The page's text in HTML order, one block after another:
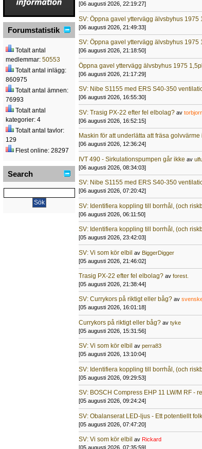
Forumstatistik
Totalt antal
medlemmar: 50553
Totalt antal inlägg:
860975
Totalt antal ämnen:
76993
Totalt antal
kategorier: 4
Totalt antal tavlor:
129
Flest online: 28297
Search
[06 augusti 2026, 22:19:27]
SV: Öppna gavel yttervägg älvsbyhus 1975
[06 augusti 2026, 21:49:33]
SV: Öppna gavel yttervägg älvsbyhus 1975
[06 augusti 2026, 21:18:50]
Öppna gavel yttervägg älvsbyhus 1975
[06 augusti 2026, 21:17:29]
SV: Nibe S1155 med ERS S40-350
[06 augusti 2026, 16:55:30]
SV: Trasig PX-22 efter fel elbolag? av
[06 augusti 2026, 16:52:15]
Maskin för att underlätta att fräsa
[06 augusti 2026, 12:36:24]
IVT 490 - Sirkulationspumpen går ikke av
[06 augusti 2026, 08:34:03]
SV: Nibe S1155 med ERS S40-350
[06 augusti 2026, 07:20:42]
SV: Identifiera koppling till borrhål, (och
[06 augusti 2026, 06:11:50]
SV: Identifiera koppling till borrhål, (och
[05 augusti 2026, 23:42:03]
SV: Vi som kör elbil av BiggerDigger
[05 augusti 2026, 21:46:02]
Trasig PX-22 efter fel elbolag? av forest.
[05 augusti 2026, 21:38:44]
SV: Currykors på riktigt eller båg? av
[05 augusti 2026, 16:01:18]
Currykors på riktigt eller båg? av tyke
[05 augusti 2026, 15:31:56]
SV: Vi som kör elbil av perra83
[05 augusti 2026, 13:10:04]
SV: Identifiera koppling till borrhål, (och
[05 augusti 2026, 09:29:53]
SV: BOSCH Compress EHP 11 LW/M RF -
[05 augusti 2026, 09:24:24]
SV: Obalanserat LED-ljus - Ett potentiellt
[05 augusti 2026, 07:47:20]
SV: Vi som kör elbil av Rickard
[05 augusti 2026, 07:35:59]